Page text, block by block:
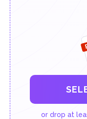
or drop at